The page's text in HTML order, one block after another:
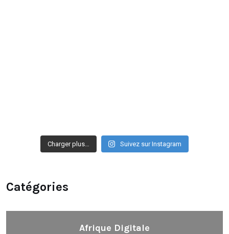
Charger plus… Suivez sur Instagram
Catégories
Afrique Digitale